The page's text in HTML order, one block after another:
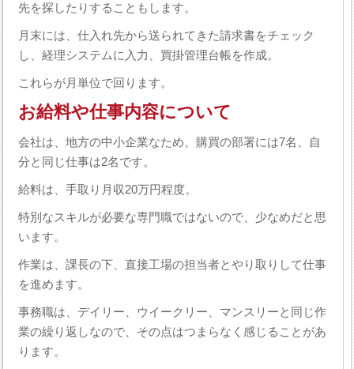
先を探したりすることもします。
月末には、仕入れ先から送られてきた請求書をチェック
し、経理システムに入力、買掛管理台帳を作成。
これらが月単位で回ります。
お給料や仕事内容について
会社は、地方の中小企業なため、購買の部署には7名、自
分と同じ仕事は2名です。
給料は、手取り月収20万円程度。
特別なスキルが必要な専門職ではないので、少なめだと思
います。
作業は、課長の下、直接工場の担当者とやり取りして仕事
を進めます。
事務職は、デイリー、ウイークリー、マンスリーと同じ作
業の繰り返しなので、その点はつまらなく感じることがあ
ります。